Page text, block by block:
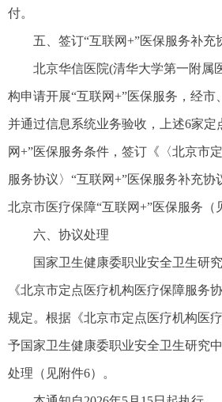
付。
五、签订“互联网+”医保服务补充
北京华信医院(清华大学第一附属
构申请开展“互联网+”医保服务，经市
并通过信息系统业务验收，上述6家定
网+”医保服务条件，签订《〈北京市
服务协议〉“互联网+”医保服务补充
北京市医疗保障“互联网+”医保服务（
六、协议处理
国家卫生健康委职业安全卫生研
《北京市定点医疗机构医疗保障服务
规定。根据《北京市定点医疗机构医
予国家卫生健康委职业安全卫生研究
处理（见附件6）。